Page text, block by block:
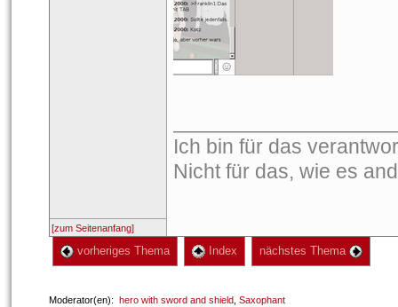
Ich bin für das
Nicht für das, wie es
[zum Seitenanfang]
vorheriges Thema Index nächstes Thema
Moderator(en): hero with sword and shield Saxophant